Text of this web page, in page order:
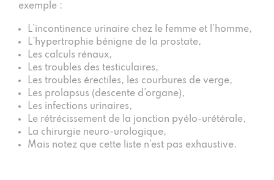
exemple :
L’incontinence urinaire chez le femme et l’homme,
L’hypertrophie bénigne de la prostate,
Les calculs rénaux,
Les troubles des testiculaires,
Les troubles érectiles, les courbures de verge,
Les prolapsus (descente d’organe),
Les infections urinaires,
Le rétrécissement de la jonction pyélo-urétérale,
La chirurgie neuro-urologique,
Mais notez que cette liste n’est pas exhaustive.